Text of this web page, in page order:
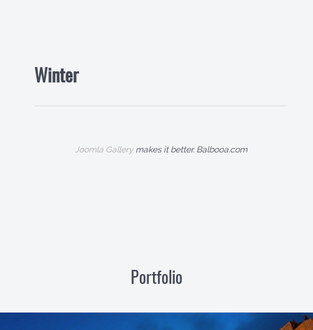
Winter
Joomla Gallerymakes it better. Balbooa.com
Portfolio